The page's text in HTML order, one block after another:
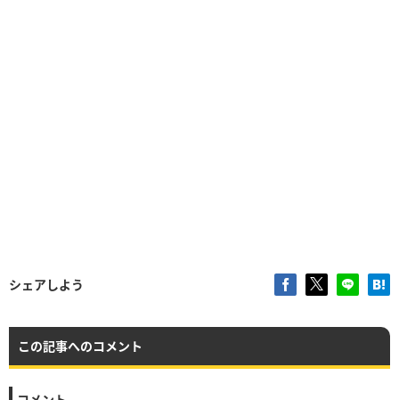
シェアしよう
この記事へのコメント